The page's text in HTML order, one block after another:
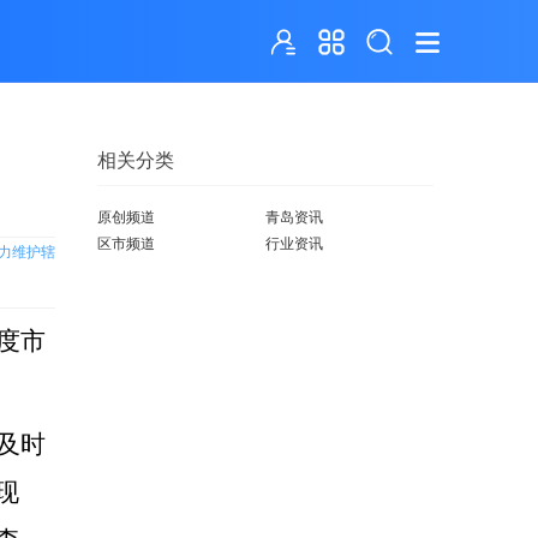
维护辖
市
时
相关分类
原创频道
青岛资讯
区市频道
行业资讯